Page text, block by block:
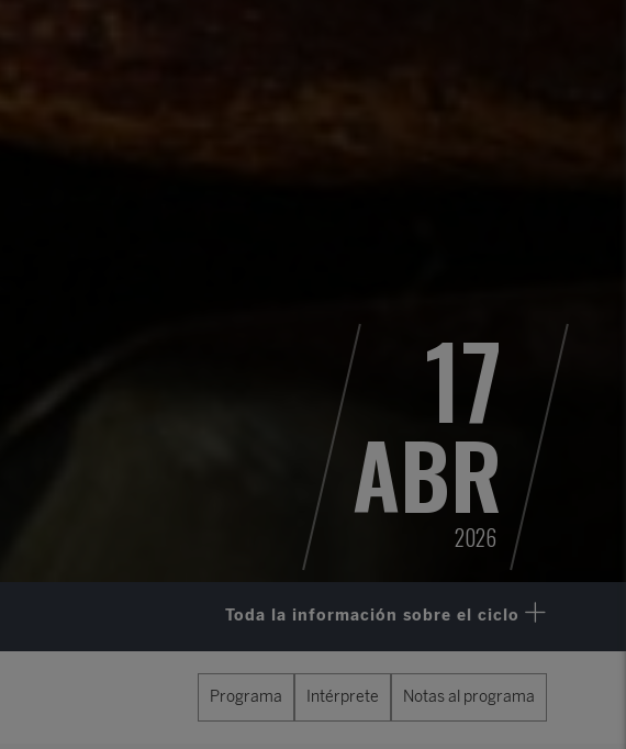
17
ABR
2026
Toda la información sobre el ciclo
Programa Intérprete Notas al programa